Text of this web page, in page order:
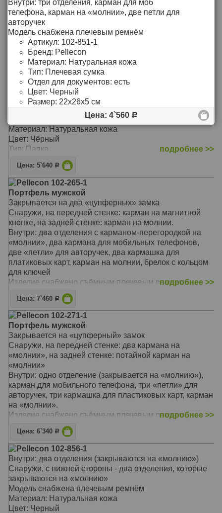
Тип: Портфель
Размер: 36,5х27х6 см
подробнее >>
Цена: 6`950Р
Pellecon 102-112-1
Папка
Закрывается на «молнию» двумя бегунками по трём
сторонам.
Внутри: два больших кармана для бумаг формата А4,
два кармана на «молниях» общего назначения, пять
кармашков для пластиковых карт, три петли для
авторучек, прозрачный кармашек для фотографии
Материал: Натуральная кожа
Цвет: Чёрный
Тип: Папка
Размер: 35,5х27х5 см
подробнее >>
Цена: 5`640 Р
Pellecon 102-265-1
Портфель мужской
Закрывается на два «цупферных» замка
Снаружи, на передней стенке: карман на магнитной
кнопке, на задней стенке: карман на молнии.
Внутри: два отделения с карманом-перегородкой на
«молнии», два кармана для мобильных телефонов,
две «петли» для авторучек, два кармашка для
платиковых карт, карман на молнии, брелок с кольцом
для ключей
Изделие снабжено съёмным плечевым ремнем
Материал: Натуральная кожа
Размер: 35х25х6,5 см
подробнее >>
Цена: 7`460 Р
Pellecon 102-271-1
Портфель мужской
Закрывается на «цупферный» замок
Снаружи, на передней стенке: два кармана на
«молнии», на задней стенке: потайной карман на
«молнии»
Внутри: одно отделение (закрывается на «молнию»),
карман для мобильного телефона, три «петли» для
авторучек, три кармашка для пластиковых карт, карман
на «молнии».
Изделие снабжено съёмным плечевым ремнем.
Сумка имеет наружную «молнию» для увеличения
объёма.
Материал: Натуральная кожа
Размер: 28х33х5,5-10 см
подробнее >>
Цена: 6`340 Р
Pellecon 102-856-1
Внутри: два отделения (закрываются на «молнию»)
Снаружи, с нижней стороны - два отделения, которые
закрываются на «молнию»
Модель снабжена плечевым ремнём
Материал: Натуральная кожа
Цвет: Черный
Внутри: три отделения, карман для моб
телефона, карман на «молнии», две петли для
авторучек
Модель снабжена плечевым ремнём
Артикул: 102-851-1
Бренд: Pellecon
Материал: Натуральная кожа
Тип: Плечевая сумка
Отдел для документов: есть
Цвет: Черный
Размер: 22х26х5 см
Цена: 4`560 Р